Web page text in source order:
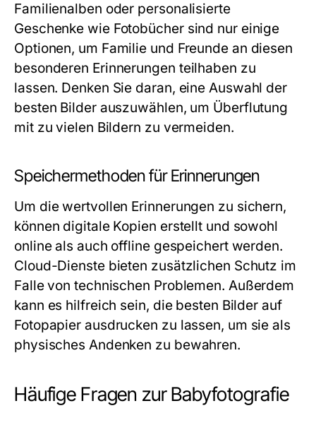
Familienalben oder personalisierte
Geschenke wie Fotobücher sind nur einige
Optionen, um Familie und Freunde an diesen
besonderen Erinnerungen teilhaben zu
lassen. Denken Sie daran, eine Auswahl der
besten Bilder auszuwählen, um Überflutung
mit zu vielen Bildern zu vermeiden.
Speichermethoden für Erinnerungen
Um die wertvollen Erinnerungen zu sichern,
können digitale Kopien erstellt und sowohl
online als auch offline gespeichert werden.
Cloud-Dienste bieten zusätzlichen Schutz im
Falle von technischen Problemen. Außerdem
kann es hilfreich sein, die besten Bilder auf
Fotopapier ausdrucken zu lassen, um sie als
physisches Andenken zu bewahren.
Häufige Fragen zur Babyfotografie